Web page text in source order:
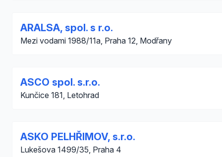
ARALSA, spol. s r.o.
Mezi vodami 1988/11a, Praha 12, Modřany
ASCO spol. s.r.o.
Kunčice 181, Letohrad
ASKO PELHŘIMOV, s.r.o.
Lukešova 1499/35, Praha 4